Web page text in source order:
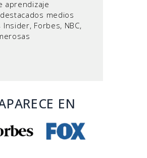
aprendizaje
medios
Forbes, NBC,
EN